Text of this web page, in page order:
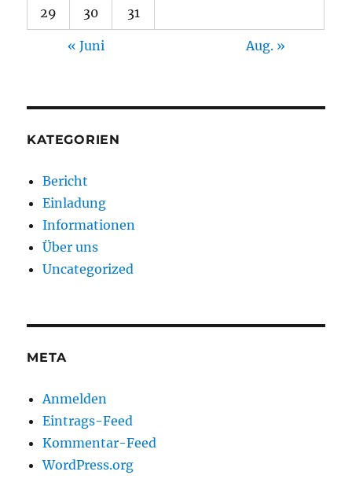
29 30 31
« Juni Aug. »
KATEGORIEN
Bericht
Einladung
Informationen
Über uns
Uncategorized
META
Anmelden
Eintrags-Feed
Kommentar-Feed
WordPress.org